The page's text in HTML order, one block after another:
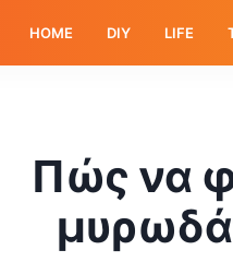
HOME DIY LIFE
Πώς να